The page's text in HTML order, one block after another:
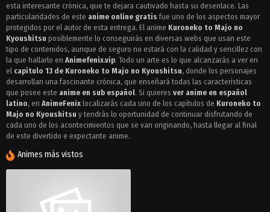
esta interesante crónica, que te dejara cautivado hasta su desenlace. Las
particularidades de este anime online gratis fue uno de los aspectos mayor
protegidos por el autor de esta entrega. El anime Kuroneko to Majo no
Kyoushitsu posiblemente lo conseguirás en diversas webs que usan este
tipo de contenidos, aunque de seguro no estará con la calidad y sencillez con
la que hallarlo en Animefenix.vip. Todo un arte es lo que alcanzarás a ver en
el capítulo 13 de Kuroneko to Majo no Kyoushitsu, donde los personajes
desarrollan una fascinante crónica, que enseñará todas las características
que posee este anime en sub español. Si quieres ver anime en español
latino, en AnimeFenix localizarás cada uno de los capítulos de Kuroneko to
Majo no Kyoushitsu y tendrás lo oportunidad de continuar disfrutando de
cada uno de los acontecimientos que se van originando, hasta llegar al final
de este divertido e expectante anime.
Animes más vistos